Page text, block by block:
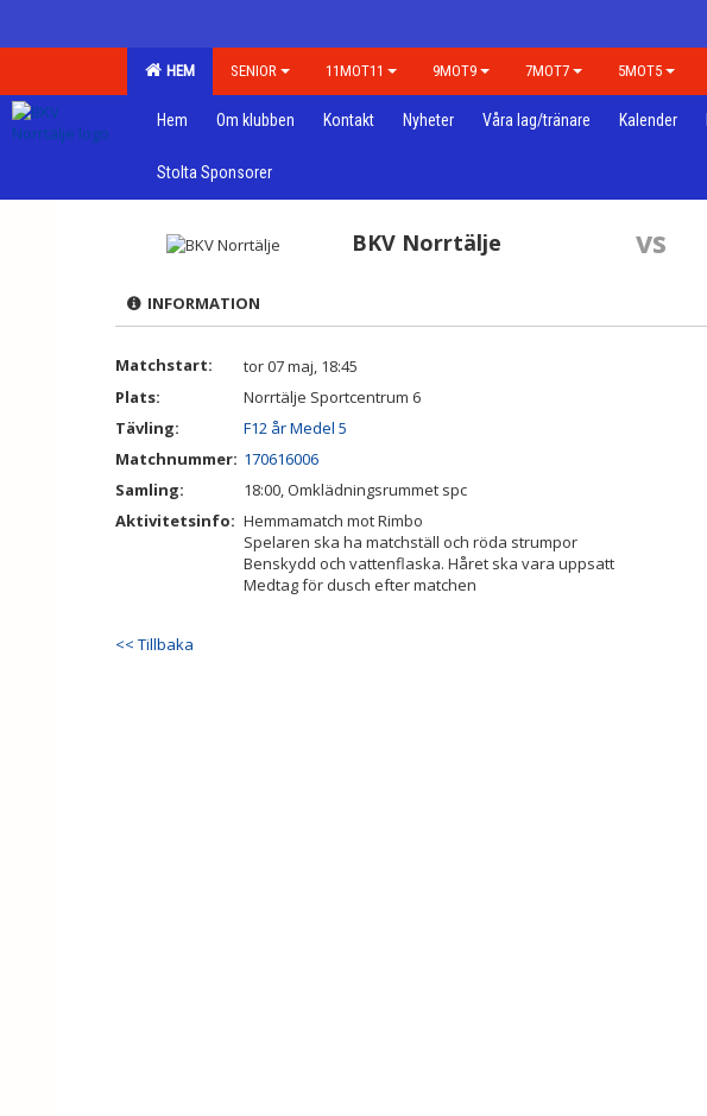
HEM SENIOR 11MOT11 9MOT9 7MOT7 5MOT5
Hem Om klubben Kontakt Nyheter Våra lag/tränare Kalender
Stolta Sponsorer
BKV Norrtälje vs
INFORMATION
Matchstart:
tor 07 maj, 18:45
Plats:
Norrtälje Sportcentrum 6
Tävling:
F12 år Medel 5
Matchnummer: 170616006
Samling:
18:00, Omklädningsrummet spc
Aktivitetsinfo: Hemmamatch mot Rimbo
Spelaren ska ha matchställ och röda strumpor
Benskydd och vattenflaska. Håret ska vara uppsatt
Medtag för dusch efter matchen
<< Tillbaka